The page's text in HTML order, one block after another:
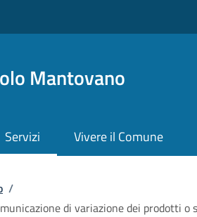
Mantovano
Servizi Vivere il Comune
/
di variazione dei prodotti